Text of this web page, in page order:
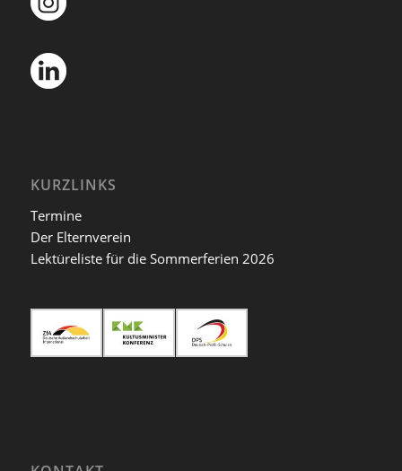
KURZLINKS
Termine
Der Elternverein
Lektüreliste für die Sommerferien 2026